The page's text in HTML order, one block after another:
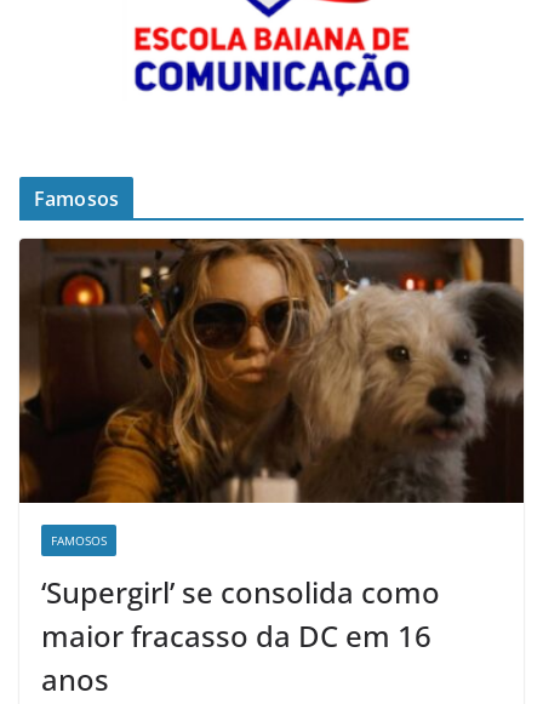
Famosos
FAMOSOS
‘Supergirl’ se consolida como
maior fracasso da DC em 16
anos